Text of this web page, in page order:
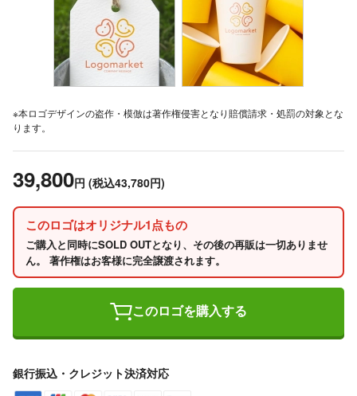
※本ロゴデザインの盗作・模倣は著作権侵害となり賠償請求・処罰の対象とな
ります。
39,800円 (税込43,780円)
このロゴはオリジナル1点もの
ご購入と同時にSOLD OUTとなり、その後の再販は一切ありませ
ん。 著作権はお客様に完全譲渡されます。
このロゴを購入する
銀行振込・クレジット決済対応